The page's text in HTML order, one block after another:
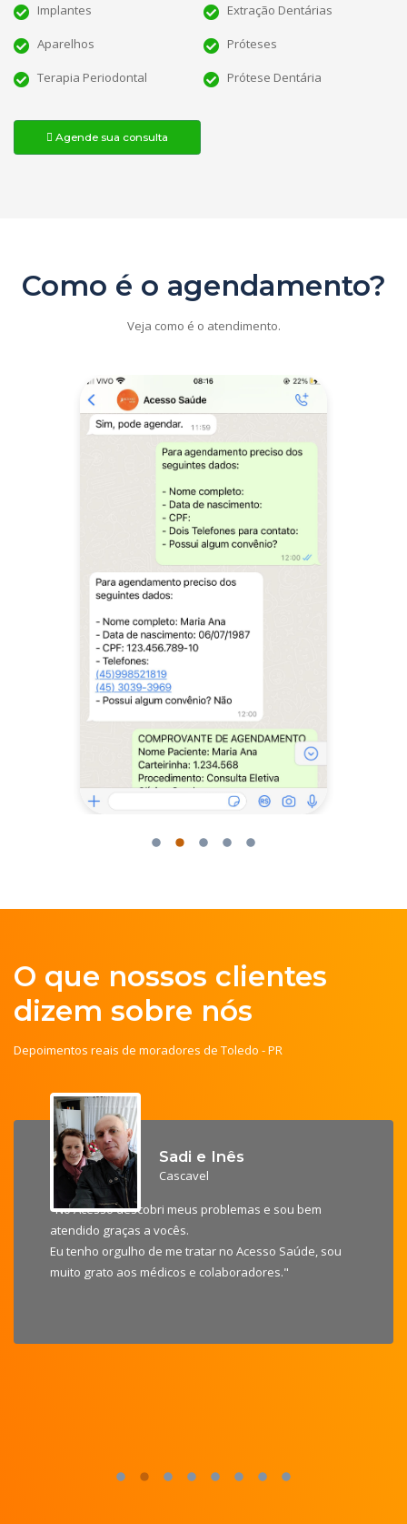
Implantes Extração Dentárias
Aparelhos Próteses
Terapia Periodontal Prótese Dentária
Agende sua consulta
Como é o agendamento?
Veja como é o atendimento.
O que nossos clientes
dizem sobre nós
Depoimentos reais de moradores de Toledo - PR
Sadi e Inês
Cascavel
"No Acesso descobri meus problemas e sou bem
atendido graças a vocês.
Eu tenho orgulho de me tratar no Acesso Saúde, sou
muito grato aos médicos e colaboradores."